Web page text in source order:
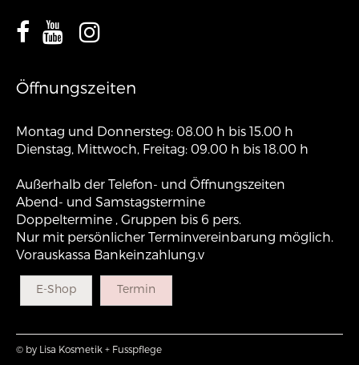
Öffnungszeiten
Montag und Donnersteg: 08.00 h bis 15.00 h
Dienstag, Mittwoch, Freitag: 09.00 h bis 18.00 h
Außerhalb der Telefon- und Öffnungszeiten
Abend- und Samstagstermine
Doppeltermine , Gruppen bis 6 pers.
Nur mit persönlicher Terminvereinbarung möglich.
Vorauskassa Bankeinzahlung.v
E-Shop Termin
© by Lisa Kosmetik + Fusspflege